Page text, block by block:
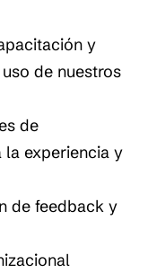
y
de nuestros
de
experiencia y
de feedback y